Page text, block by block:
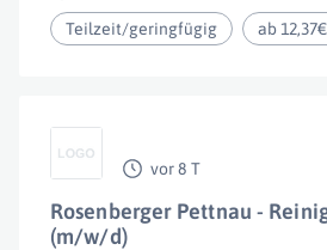
Teilzeit/geringfügig ab
vor 8 T
Rosenberger Pettnau -
(m/w/d)